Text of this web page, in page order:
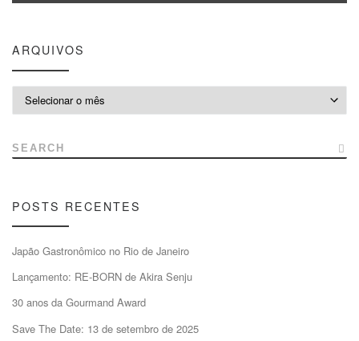
ARQUIVOS
SEARCH
POSTS RECENTES
Japão Gastronômico no Rio de Janeiro
Lançamento: RE-BORN de Akira Senju
30 anos da Gourmand Award
Save The Date: 13 de setembro de 2025